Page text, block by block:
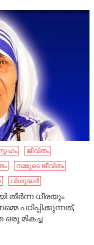
ജീവിതം
നമ്മുടെ ജീവിതം
വിശുദ്ധർ
ധീരയും
പഠിപ്പിക്കുന്നത്,
ഒരു മികച്ച